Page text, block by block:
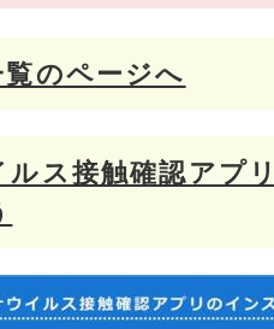
のページへ
ス接触確認アプ